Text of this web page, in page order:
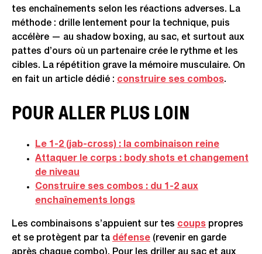
tes enchaînements selon les réactions adverses. La
méthode : drille lentement pour la technique, puis
accélère — au shadow boxing, au sac, et surtout aux
pattes d’ours où un partenaire crée le rythme et les
cibles. La répétition grave la mémoire musculaire. On
en fait un article dédié : construire ses combos.
POUR ALLER PLUS LOIN
Le 1-2 (jab-cross) : la combinaison reine
Attaquer le corps : body shots et changement
de niveau
Construire ses combos : du 1-2 aux
enchaînements longs
Les combinaisons s’appuient sur tes coups propres
et se protègent par ta défense (revenir en garde